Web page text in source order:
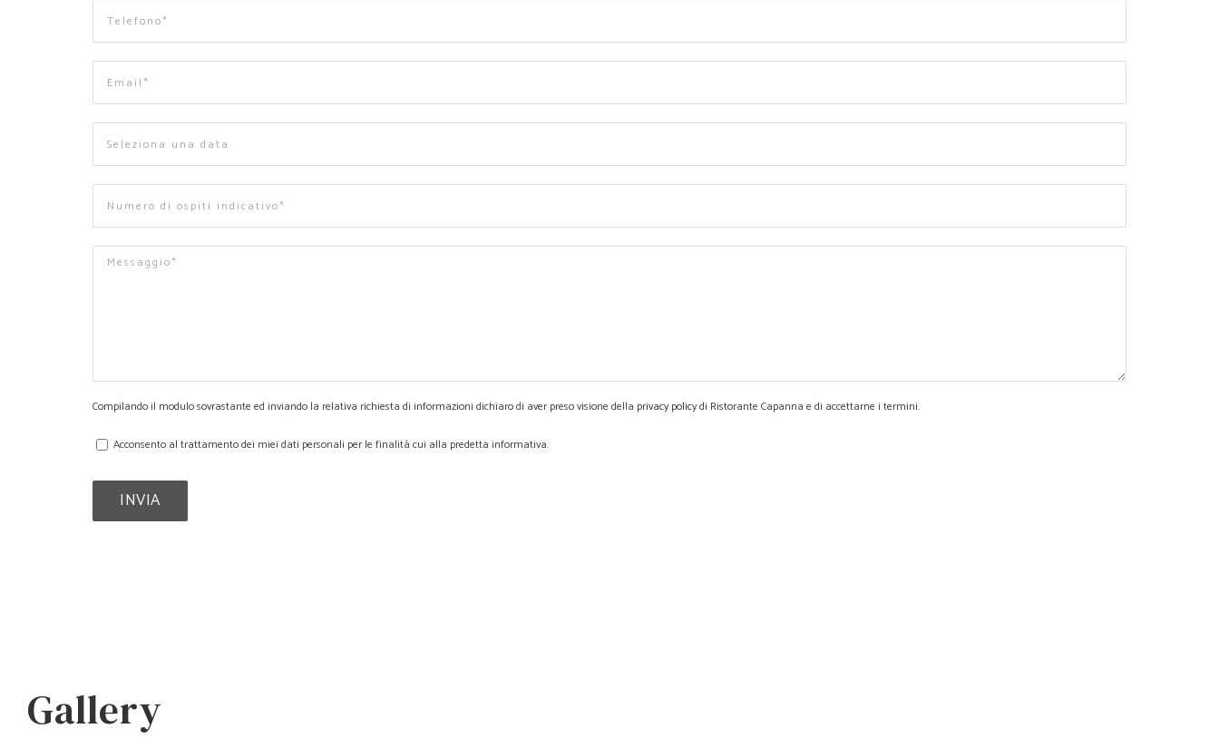
Compilando il modulo sovrastante ed inviando la relativa richiesta di informazioni dichiaro di aver preso visione della privacy policydi Ristorante Capanna e di accettarne i termini.
Acconsento al trattamento dei miei dati personali per le finalità cui alla predetta informativa.
Gallery